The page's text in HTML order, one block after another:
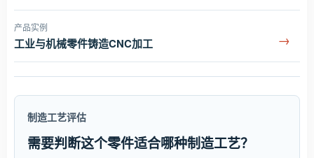
产品实例
工业与机械零件铸造CNC加工 →
制造工艺评估
需要判断这个零件适合哪种制造工艺？